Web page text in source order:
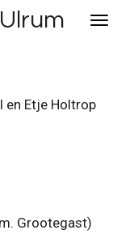
Etje Holtrop
Grootegast)